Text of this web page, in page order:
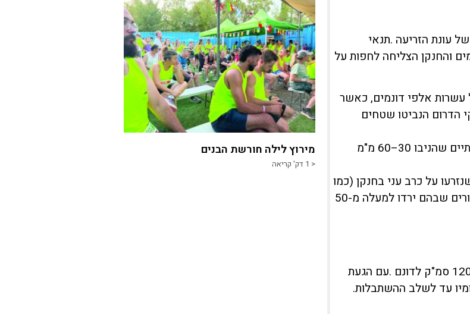
עונת הזריעה .תנאי
והחנקן הצליחה לחפות על
אלפי דונמים, כאשר
במשקי הדרום הנביטו שטחים
בין ה-15 ל-25 בנובמבר נרשמו שני אירועי גשם משמעותיים שהניבו 30–60 מ"מ
על כרב עני בחנקן (כמו
לאחר גידולי בוטנים, חמניות או חיטה), בדגש על קרקעות קלות באזורים שבהם ירדו למעלה מ-50
בשלב זה נעשה שימוש נרחב בקוטל העשבים 'אלבר מ' במינון של 100–120 סמ"ק לדונם .עם הגעת
ודומיו עד לשלב ההשתבלות.
מירוץ לילה חורשת הבנים
< 1 דק' קריאה